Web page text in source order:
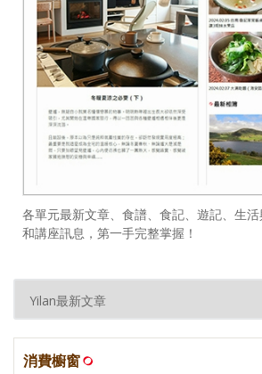
各單元最新文章、食譜、食記、遊記、生
和講座訊息，第一手完整掌握！
消費櫥窗